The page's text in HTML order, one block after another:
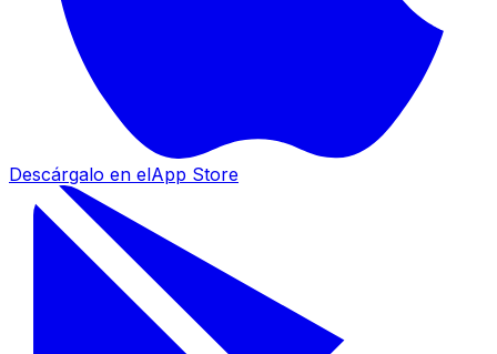
Descárgalo en elApp Store